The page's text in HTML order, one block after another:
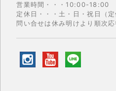
営業時間・・・10:00-18:00
定休日・・・土・日・祝日（
問い合せは休み明けより順次応